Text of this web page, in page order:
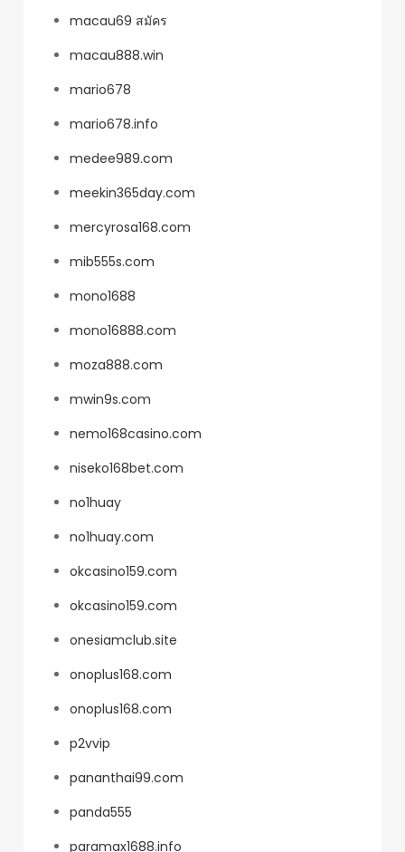
macau69 สมัคร
macau888.win
mario678
mario678.info
medee989.com
meekin365day.com
mercyrosa168.com
mib555s.com
mono1688
mono16888.com
moza888.com
mwin9s.com
nemo168casino.com
niseko168bet.com
no1huay
no1huay.com
okcasino159.com
okcasino159.com
onesiamclub.site
onoplus168.com
onoplus168.com
p2vvip
pananthai99.com
panda555
paramax1688.info